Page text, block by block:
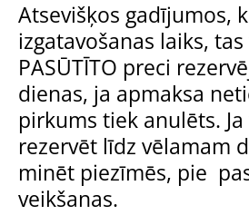
Atsevišķos gadījumos,
izgatavošanas laiks,
PASŪTĪTO preci
dienas, ja apmaksa
pirkums tiek anulēts.
rezervēt līdz vēlamam
minēt piezīmēs, pie
veikšanas.